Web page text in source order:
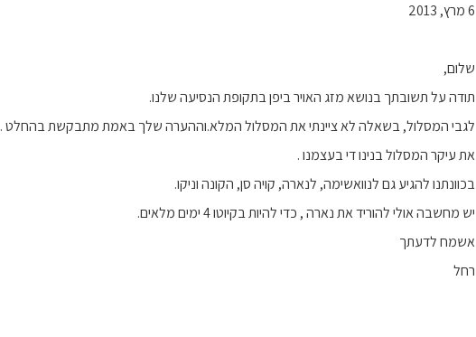
6 מרץ, 2013
שלום,
תודה על תשובתך בנושא מזג האויר ביפן בתקופת הנסיעה שלנו.
לגבי המסלול, בשאלה לא ציינתי את המסלול המלא.וההערה שלך באמת מתבקשת בהחלט .
את עיקר המסלול בנינו די בעצמנו .
בכוונתנו להגיע גם לנוואשימה, לנארה, קויה סן, הקונה וניקו.
יש מחשבה אולי להוריד את נארה , כדי להיות בקיוטו 4 ימים מלאים.
אשמח לדעתך
רחל